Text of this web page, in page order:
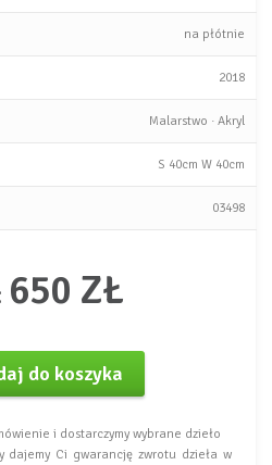
na płótnie
2018
Malarstwo · Akryl
S 40cm W 40cm
03498
650 ZŁ
do koszyka
i dostarczymy wybrane dzieło
dajemy Ci gwarancję zwrotu dzieła w